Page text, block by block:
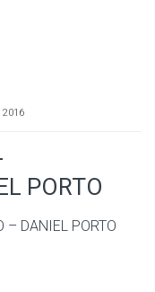
2016
PORTO
– DANIEL PORTO